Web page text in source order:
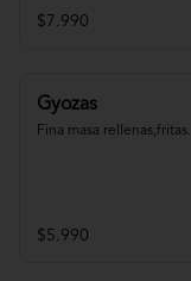
$7.990
Gyozas
Fina masa rellenas,fritas.
$5.990